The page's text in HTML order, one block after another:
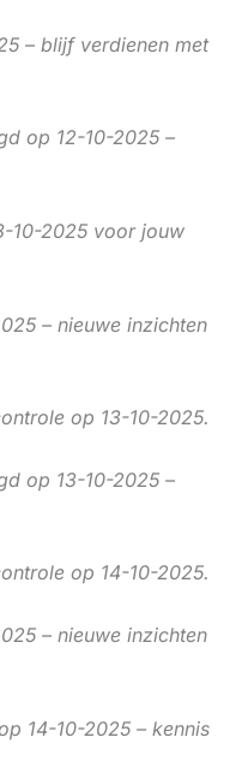
– blijf verdienen met
op 12-10-2025 –
10-2025 voor jouw
– nieuwe inzichten
op 13-10-2025.
op 13-10-2025 –
op 14-10-2025.
– nieuwe inzichten
14-10-2025 – kennis